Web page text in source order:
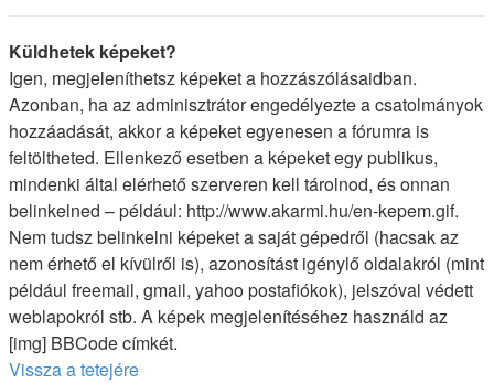
Küldhetek képeket?
Igen, megjeleníthetsz képeket a hozzászólásaidban.
Azonban, ha az adminisztrátor engedélyezte a csatolmányok
hozzáadását, akkor a képeket egyenesen a fórumra is
feltöltheted. Ellenkező esetben a képeket egy publikus,
mindenki által elérhető szerveren kell tárolnod, és onnan
belinkelned – például: http://www.akarmi.hu/en-kepem.gif.
Nem tudsz belinkelni képeket a saját gépedről (hacsak az
nem érhető el kívülről is), azonosítást igénylő oldalakról (mint
például freemail, gmail, yahoo postafiókok), jelszóval védett
weblapokról stb. A képek megjelenítéséhez használd az
[img] BBCode címkét.
Vissza a tetejére